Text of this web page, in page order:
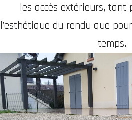
les accès extérieurs,
l’esthétique du rendu que
temps.